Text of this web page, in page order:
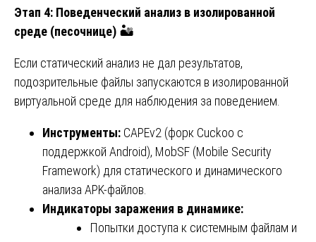
Этап 4: Поведенческий анализ в изолированной
среде (песочнице) 🏜️
Если статический анализ не дал результатов,
подозрительные файлы запускаются в изолированной
виртуальной среде для наблюдения за поведением.
Инструменты: CAPEv2 (форк Cuckoo с
поддержкой Android), MobSF (Mobile Security
Framework) для статического и динамического
анализа APK-файлов.
Индикаторы заражения в динамике:
Попытки доступа к системным файлам и